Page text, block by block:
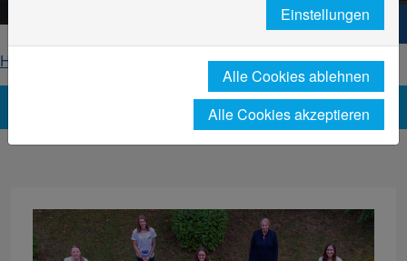
Hochschule Niederrhein. Dein Weg.
Home
News-Detailseite
Einstellungen
Alle Cookies ablehnen
Alle Cookies akzeptieren